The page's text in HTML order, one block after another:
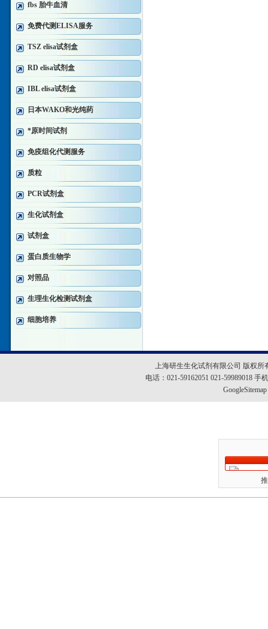
fbs 胎牛血清
免费代测ELISA服务
TSZ elisa试剂盒
RD elisa试剂盒
IBL elisa试剂盒
日本WAKO和光纯药
*原时间试剂
免疫组化代测服务
质粒
PCR试剂盒
生化试剂盒
试剂盒
蛋白质生物学
对照品
生理生化检测试剂盒
细胞培养
上海研生生化试剂有限公司 版权所
电话：021-59162051 021-59989018
GoogleSitemap